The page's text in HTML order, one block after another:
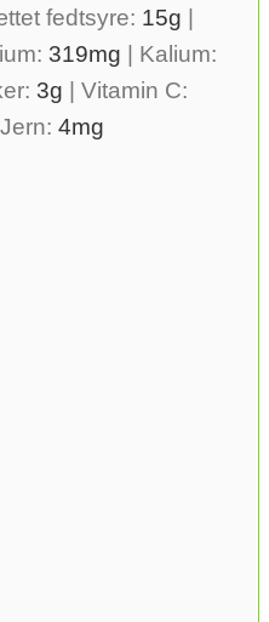
fedtsyre: 15g
319mg
Kalium:
3g
Vitamin C:
Jern: 4mg